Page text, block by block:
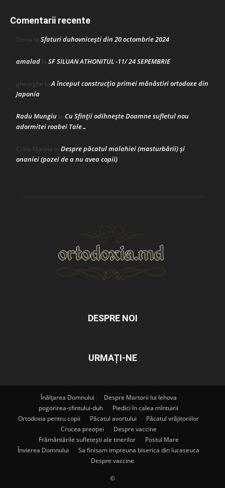
Comentarii recente
Doina la Sfaturi duhovnicești din 20 octombrie 2024
amalad la SF SILUAN ATHONITUL -11/ 24 SEPEMBRIE
gheorghe laA început construcţia primei mănăstiri ortodoxe din
Japonia
Radu Mungiu la Cu Sfinții odihnește Doamne sufletul nou
adormitei roabei Tale…
Crina Marina la Despre păcatul malahiei (masturbării) şi
onaniei (pazei de a nu avea copii)
DESPRE NOI
URMAȚI-NE
Înălțarea Domnului
Despre Martorii lui Iehova
pogorirea-sfintului-duh
Piedici în calea mîntuirii
Ortodoxia pentru copii
Păcatul avortului
Păcatul vrăjitoriilor
Crucea preoției
Despre vaccine
Frământările sufletești ale tinerilor
Postul Mare
Învierea Domnului
Sa finisam impreuna biserica din lucaseuca
Despre vaccine
©